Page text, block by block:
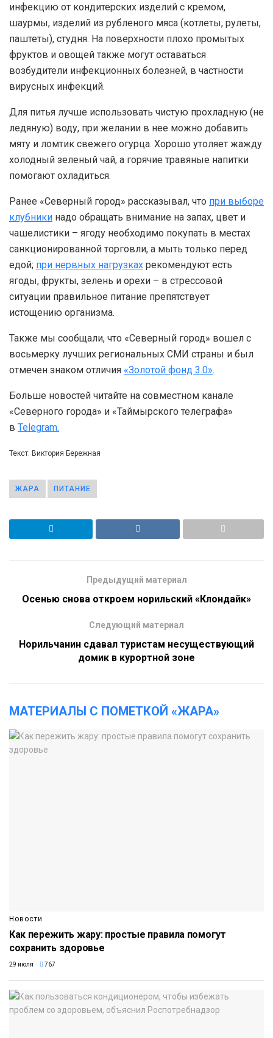
инфекцию от кондитерских изделий с кремом,
шаурмы, изделий из рубленого мяса (котлеты, рулеты,
паштеты), студня. На поверхности плохо промытых
фруктов и овощей также могут оставаться
возбудители инфекционных болезней, в частности
вирусных инфекций.
Для питья лучше использовать чистую прохладную (не
ледяную) воду, при желании в нее можно добавить
мяту и ломтик свежего огурца. Хорошо утоляет жажду
холодный зеленый чай, а горячие травяные напитки
помогают охладиться.
Ранее «Северный город» рассказывал, что при выборе
клубники надо обращать внимание на запах, цвет и
чашелистики – ягоду необходимо покупать в местах
санкционированной торговли, а мыть только перед
едой; при нервных нагрузках рекомендуют есть
ягоды, фрукты, зелень и орехи – в стрессовой
ситуации правильное питание препятствует
истощению организма.
Также мы сообщали, что «Северный город» вошел с
восьмерку лучших региональных СМИ страны и был
отмечен знаком отличия «Золотой фонд 3.0».
Больше новостей читайте на совместном канале
«Северного города» и «Таймырского телеграфа»
в Telegram.
Текст: Виктория Бережная
ЖАРА ПИТАНИЕ
Предыдущий материал
Осенью снова откроем норильский «Клондайк»
Следующий материал
Норильчанин сдавал туристам несуществующий
домик в курортной зоне
МАТЕРИАЛЫ С ПОМЕТКОЙ «ЖАРА»
Новости
Как пережить жару: простые правила помогут
сохранить здоровье
29 июля 767